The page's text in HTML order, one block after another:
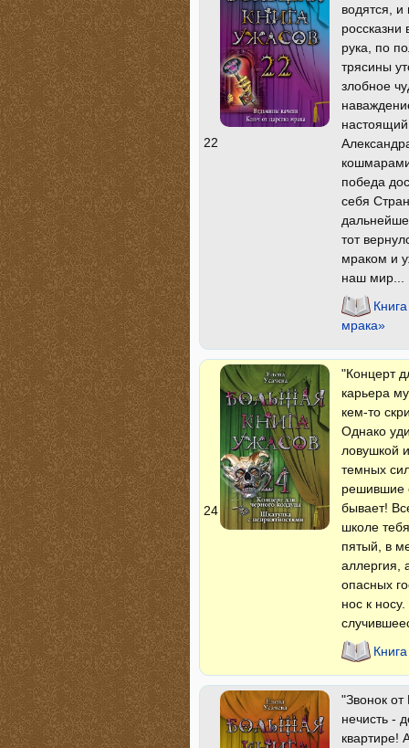
22
водятся,
россказни
рука, по
трясины
злобное
победа
себя
тот
мраком и
наш мир...
мрака»
24
"Концерт
карьера
кем-то
Однако
ловушкой
темных
решившие
бывает!
школе
пятый, в
аллергия,
опасных
нос к
"Звонок
нечисть -
квартире!